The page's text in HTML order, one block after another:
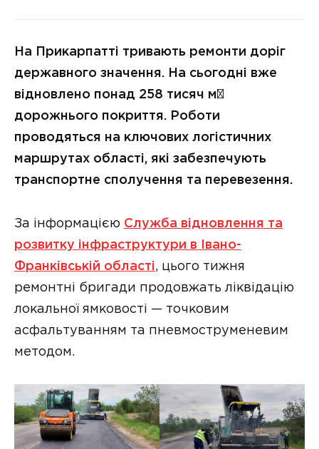
На Прикарпатті тривають ремонти доріг
державного значення. На сьогодні вже
відновлено понад 258 тисяч м²
дорожнього покриття. Роботи
проводяться на ключових логістичних
маршрутах області, які забезпечують
транспортне сполучення та перевезення.
За інформацією Служба відновлення та
розвитку інфраструктури в Івано-
Франківській області, цього тижня
ремонтні бригади продовжать ліквідацію
локальної ямковості — точковим
асфальтуванням та пневмоструменевим
методом.